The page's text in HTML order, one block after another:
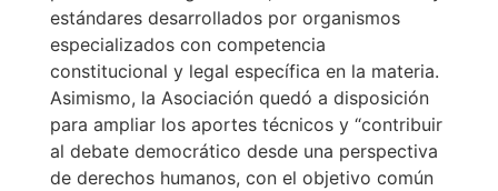
estándares desarrollados por organismos
especializados con competencia
constitucional y legal específica en la materia.
Asimismo, la Asociación quedó a disposición
para ampliar los aportes técnicos y “contribuir
al debate democrático desde una perspectiva
de derechos humanos, con el objetivo común